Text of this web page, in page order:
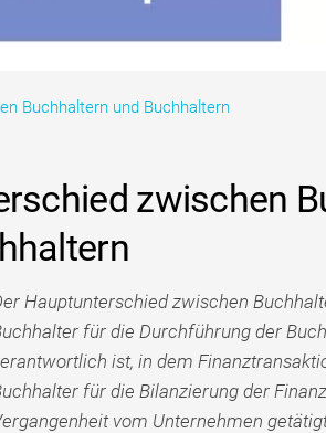
Buchhaltern und Buchhaltern
zwischen
Hauptunterschied zwischen
für die Durchführung der
ist, in dem
für die Bilanzierung der
vom Unternehmen